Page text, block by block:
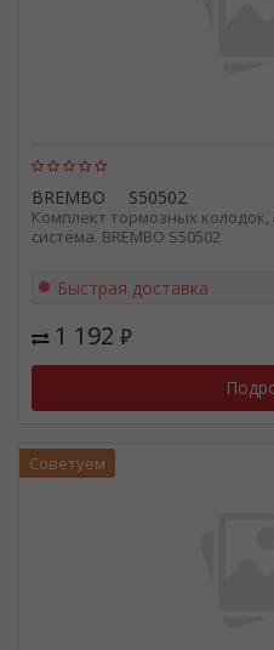
BREMBO S50502
Комплект тормозных
система. BREMBO S50502
Быстрая доставка
1 192 ₽
Советуем